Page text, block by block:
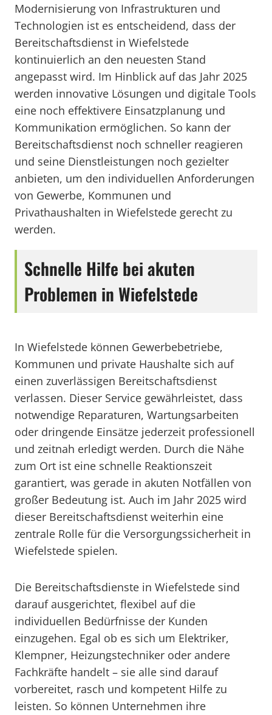
Modernisierung von Infrastrukturen und
Technologien ist es entscheidend, dass der
Bereitschaftsdienst in Wiefelstede
kontinuierlich an den neuesten Stand
angepasst wird. Im Hinblick auf das Jahr 2025
werden innovative Lösungen und digitale Tools
eine noch effektivere Einsatzplanung und
Kommunikation ermöglichen. So kann der
Bereitschaftsdienst noch schneller reagieren
und seine Dienstleistungen noch gezielter
anbieten, um den individuellen Anforderungen
von Gewerbe, Kommunen und
Privathaushalten in Wiefelstede gerecht zu
werden.
Schnelle Hilfe bei akuten
Problemen in Wiefelstede
In Wiefelstede können Gewerbebetriebe,
Kommunen und private Haushalte sich auf
einen zuverlässigen Bereitschaftsdienst
verlassen. Dieser Service gewährleistet, dass
notwendige Reparaturen, Wartungsarbeiten
oder dringende Einsätze jederzeit professionell
und zeitnah erledigt werden. Durch die Nähe
zum Ort ist eine schnelle Reaktionszeit
garantiert, was gerade in akuten Notfällen von
großer Bedeutung ist. Auch im Jahr 2025 wird
dieser Bereitschaftsdienst weiterhin eine
zentrale Rolle für die Versorgungssicherheit in
Wiefelstede spielen.
Die Bereitschaftsdienste in Wiefelstede sind
darauf ausgerichtet, flexibel auf die
individuellen Bedürfnisse der Kunden
einzugehen. Egal ob es sich um Elektriker,
Klempner, Heizungstechniker oder andere
Fachkräfte handelt – sie alle sind darauf
vorbereitet, rasch und kompetent Hilfe zu
leisten. So können Unternehmen ihre